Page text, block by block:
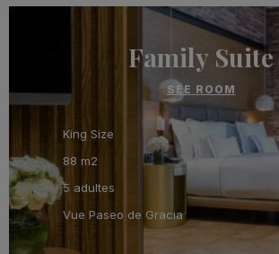
Family Suite
SEE ROOM
King Size
88 m2
5 adultes
Vue Paseo de Gracia